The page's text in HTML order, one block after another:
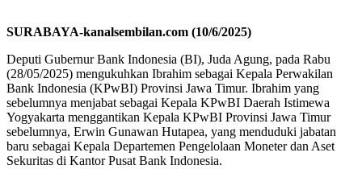
SURABAYA-kanalsembilan.com (10/6/2025)
Deputi Gubernur Bank Indonesia (BI), Juda Agung, pada Rabu
(28/05/2025) mengukuhkan Ibrahim sebagai Kepala Perwakilan
Bank Indonesia (KPwBI) Provinsi Jawa Timur. Ibrahim yang
sebelumnya menjabat sebagai Kepala KPwBI Daerah Istimewa
Yogyakarta menggantikan Kepala KPwBI Provinsi Jawa Timur
sebelumnya, Erwin Gunawan Hutapea, yang menduduki jabatan
baru sebagai Kepala Departemen Pengelolaan Moneter dan Aset
Sekuritas di Kantor Pusat Bank Indonesia.